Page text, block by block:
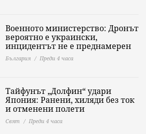
Военното министерство: Дронът
вероятно е украински,
инцидентът не е преднамерен
България Преди 4 часа
Тайфунът „Долфин“ удари
Япония: Ранени, хиляди без ток
и отменени полети
Свят Преди 4 часа